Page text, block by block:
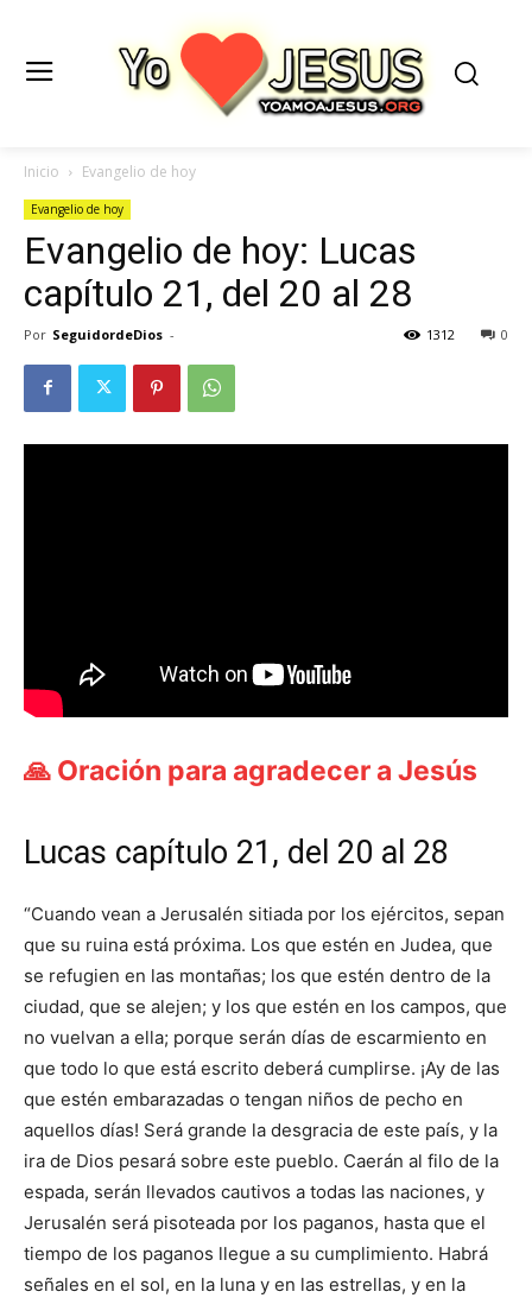
Inicio Evangelio de hoy
Evangelio de hoy
Evangelio de hoy: Lucas
capítulo 21, del 20 al 28
Por SeguidordeDios - 0
1312
🙏 Oración para agradecer a Jesús
Lucas capítulo 21, del 20 al 28
“Cuando vean a Jerusalén sitiada por los ejércitos, sepan
que su ruina está próxima. Los que estén en Judea, que
se refugien en las montañas; los que estén dentro de la
ciudad, que se alejen; y los que estén en los campos, que
no vuelvan a ella; porque serán días de escarmiento en
que todo lo que está escrito deberá cumplirse. ¡Ay de las
que estén embarazadas o tengan niños de pecho en
aquellos días! Será grande la desgracia de este país, y la
ira de Dios pesará sobre este pueblo. Caerán al filo de la
espada, serán llevados cautivos a todas las naciones, y
Jerusalén será pisoteada por los paganos, hasta que el
tiempo de los paganos llegue a su cumplimiento. Habrá
señales en el sol, en la luna y en las estrellas, y en la